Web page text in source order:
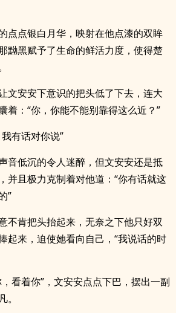
点点银白月华，映射在他点漆的双眸
黝黑赋予了生命的鲜活力度，使得楚
文安安下意识的把头低了下去，连大
着：“你，你能不能别靠得这么近？”
有话对你说”
音低沉的令人迷醉，但文安安还是抵
并且极力克制着对他道：“你有话就这
”
不肯把头抬起来，无奈之下他只好双
起来，迫使她看向自己，“我说话的时
看着你”，文安安点点下巴，摆出一副